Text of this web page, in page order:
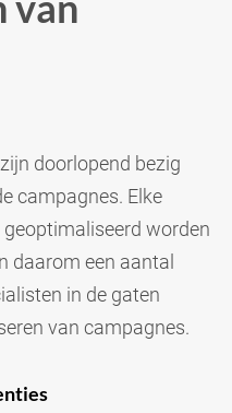
doorlopend bezig
campagnes. Elke
worden
daarom een aantal
in de gaten
van campagnes.